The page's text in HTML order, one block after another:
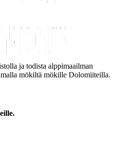
ja todista alppimaailman
mökiltä mökille Dolomiiteilla.